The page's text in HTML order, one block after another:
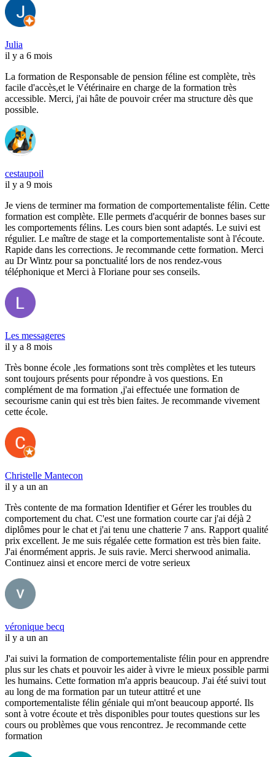
Julia
il y a 6 mois
La formation de Responsable de pension féline est complète, très
facile d'accès,et le Vétérinaire en charge de la formation très
accessible. Merci, j'ai hâte de pouvoir créer ma structure dès que
possible.
cestaupoil
il y a 9 mois
Je viens de terminer ma formation de comportementaliste félin. Cette
formation est complète. Elle permets d'acquérir de bonnes bases sur
les comportements félins. Les cours bien sont adaptés. Le suivi est
régulier. Le maître de stage et la comportementaliste sont à l'écoute.
Rapide dans les corrections. Je recommande cette formation. Merci
au Dr Wintz pour sa ponctualité lors de nos rendez-vous
téléphonique et Merci à Floriane pour ses conseils.
Les messageres
il y a 8 mois
Très bonne école ,les formations sont très complètes et les tuteurs
sont toujours présents pour répondre à vos questions. En
complément de ma formation ,j'ai effectuée une formation de
secourisme canin qui est très bien faites. Je recommande vivement
cette école.
Christelle Mantecon
il y a un an
Très contente de ma formation Identifier et Gérer les troubles du
comportement du chat. C'est une formation courte car j'ai déjà 2
diplômes pour le chat et j'ai tenu une chatterie 7 ans. Rapport qualité
prix excellent. Je me suis régalée cette formation est très bien faite.
J'ai énormément appris. Je suis ravie. Merci sherwood animalia.
Continuez ainsi et encore merci de votre serieux
véronique becq
il y a un an
J'ai suivi la formation de comportementaliste félin pour en apprendre
plus sur les chats et pouvoir les aider à vivre le mieux possible parmi
les humains. Cette formation m'a appris beaucoup. J'ai été suivi tout
au long de ma formation par un tuteur attitré et une
comportementaliste félin géniale qui m'ont beaucoup apporté. Ils
sont à votre écoute et très disponibles pour toutes questions sur les
cours ou problèmes que vous rencontrez. Je recommande cette
formation